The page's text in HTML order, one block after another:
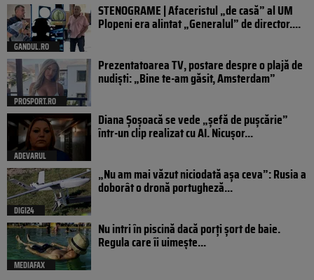
GANDUL.RO
STENOGRAME | Afaceristul „de casă” al UM
Plopeni era alintat „Generalul” de director....
PROSPORT.RO
Prezentatoarea TV, postare despre o plajă de
nudiști: „Bine te-am găsit, Amsterdam”
ADEVARUL
Diana Șoșoacă se vede „șefă de pușcărie”
într-un clip realizat cu AI. Nicușor...
DIGI24
„Nu am mai văzut niciodată așa ceva”: Rusia a
doborât o dronă portugheză...
MEDIAFAX
Nu intri în piscină dacă porți șort de baie.
Regula care îi uimește...